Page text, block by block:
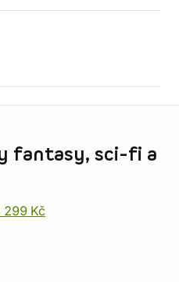
fantasy, sci-fi a
299 Kč